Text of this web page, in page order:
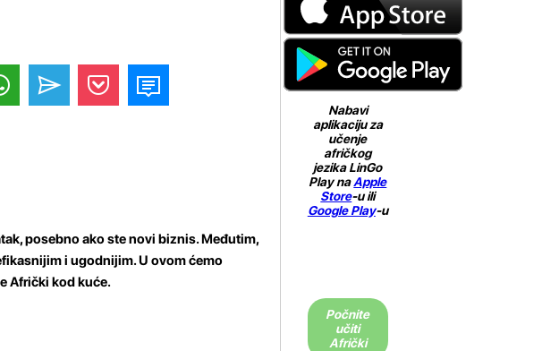
posebno ako ste novi biznis. Međutim,
i ugodnijim. U ovom ćemo
Afrički kod kuće.
Nabavi
aplikaciju za
učenje
afričkog
jezika LinGo
Play naApple
Store-u ili
Google Play-u
Počnite
učiti
Afrički